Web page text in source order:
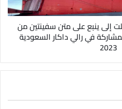
وصلت إلى ينبع على متن سفينتين من
في رالي داكار السعودية
2023